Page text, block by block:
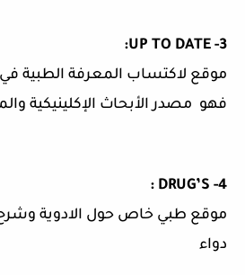
3- UP TO DATE:
موقع لاكتساب المعرفة الطبية
فهو مصدر الأبحاث الإكلينيكية
4- DRUG’S :
موقع طبي خاص حول الادوية
دواء